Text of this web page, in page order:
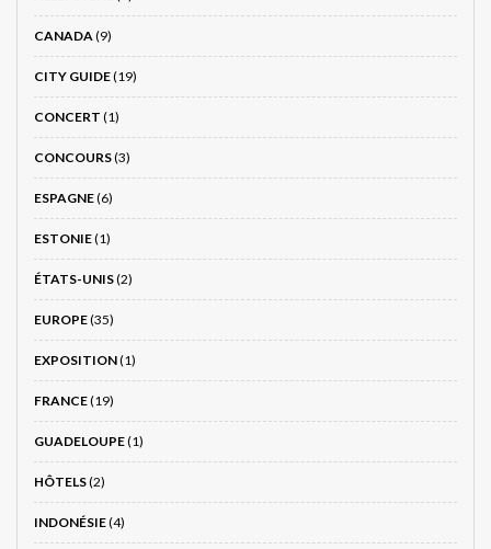
CANADA (9)
CITY GUIDE(19)
CONCERT (1)
CONCOURS(3)
ESPAGNE(6)
ESTONIE(1)
ÉTATS-UNIS(2)
EUROPE(35)
EXPOSITION(1)
FRANCE(19)
GUADELOUPE(1)
HÔTELS(2)
INDONÉSIE(4)